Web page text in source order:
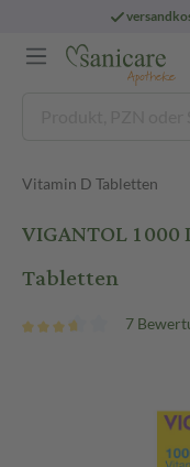
versandkostenfrei
Vitamin D Tabletten
VIGANTOL
Tabletten
7